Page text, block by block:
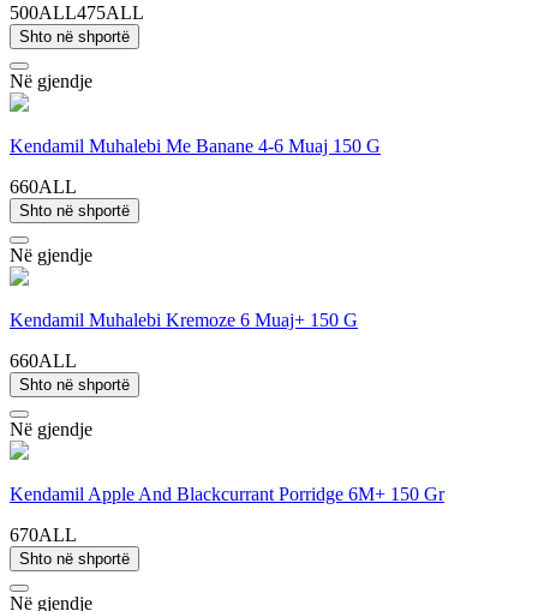
500ALL475ALL
Shto në shportë
Në gjendje
Kendamil Muhalebi Me Banane 4-6 Muaj 150 G
660ALL
Shto në shportë
Në gjendje
Kendamil Muhalebi Kremoze 6 Muaj+ 150 G
660ALL
Shto në shportë
Në gjendje
Kendamil Apple And Blackcurrant Porridge 6M+ 150 Gr
670ALL
Shto në shportë
Në gjendje